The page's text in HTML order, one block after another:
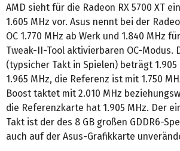
AMD sieht für die Radeon RX 5700 XT
1.605 MHz vor. Asus nennt bei der
OC 1.770 MHz ab Werk und 1.840 MHz
Tweak-II-Tool aktivierbaren OC-Modus.
(typsicher Takt in Spielen) beträgt
1.965 MHz, die Referenz ist mit 1.750
Boost taktet mit 2.010 MHz
die Referenzkarte hat 1.905 MHz. Der
Takt ist der des 8 GB großen GDDR6-
auch auf der Asus-Grafikkarte